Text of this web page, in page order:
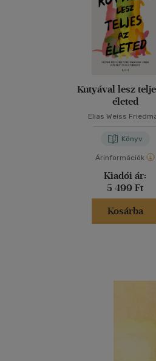
Kutyával lesz
életed
Elias Weiss
Könyv
Árinformációk
Kiadói ár:
5 499 Ft
Kosárba